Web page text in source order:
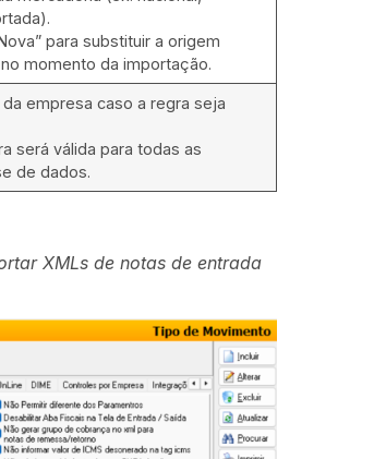
para substituir a origem
momento da importação.
empresa caso a regra seja
será válida para todas as
de dados.
XMLs de notas de entrada